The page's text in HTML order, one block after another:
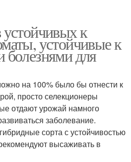
устойчивых к
устойчивые к
болезнями для
на 100% было бы отнести к
просто селекционеры
отдают урожай намного
заболевание.
сорта с устойчивостью
высаживать в